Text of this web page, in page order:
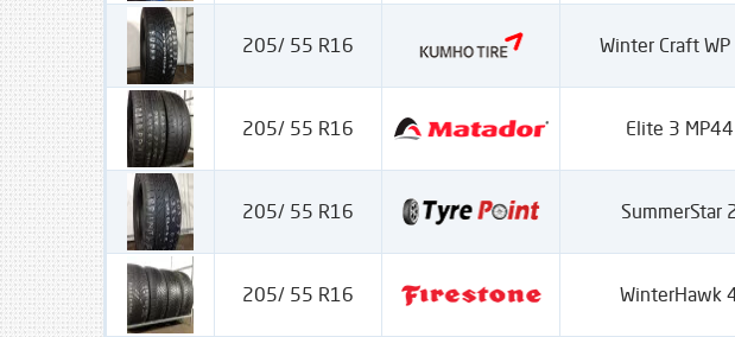
205/ 55 R16 Winter Craft
205/ 55 R16 Elite 3 MP44
205/ 55 R16 SummerStar
205/ 55 R16 WinterHawk